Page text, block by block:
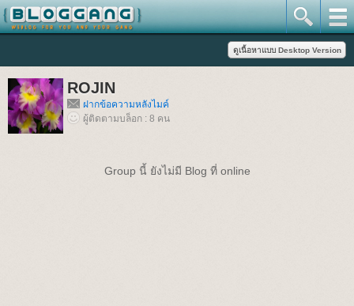
ROJIN
ฝากข้อความหลังไมค์
ผู้ติดตามบล็อก : 8 คน
Group นี้ ยังไม่มี Blog ที่ online